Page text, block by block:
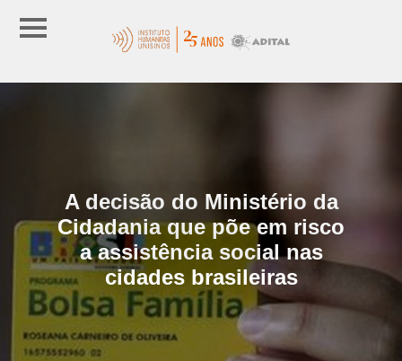
A decisão do Ministério da
Cidadania que põe em risco
a assistência social nas
cidades brasileiras